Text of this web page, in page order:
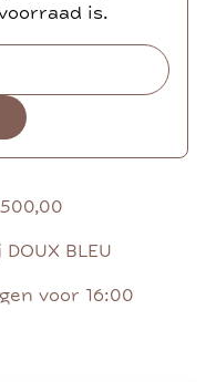
is.
BLEU
voor 16:00